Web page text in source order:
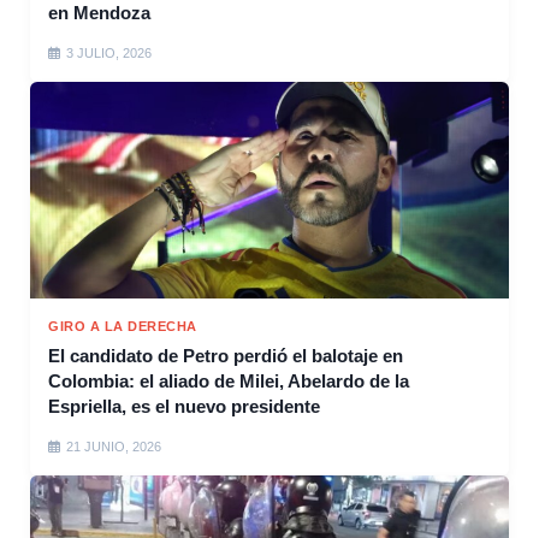
en Mendoza
3 JULIO, 2026
GIRO A LA DERECHA
El candidato de Petro perdió el balotaje en
Colombia: el aliado de Milei, Abelardo de la
Espriella, es el nuevo presidente
21 JUNIO, 2026